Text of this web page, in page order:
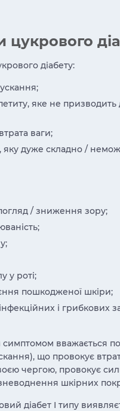
діабету:
яке не призводить
ваги;
яку дуже складно /
/ зниження зору;
у роті;
пошкодженої шкіри;
і грибкових
вважається
що провокує
чергою, провокує
зневоднення шкірних
діабет I типу